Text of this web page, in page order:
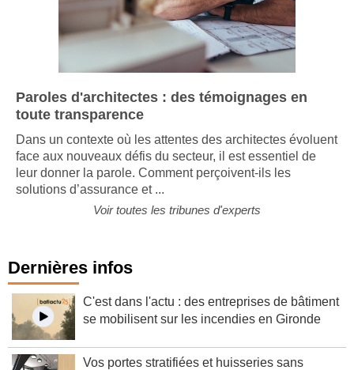
Paroles d'architectes : des témoignages en
toute transparence
Dans un contexte où les attentes des architectes évoluent
face aux nouveaux défis du secteur, il est essentiel de
leur donner la parole. Comment perçoivent-ils les
solutions d’assurance et ...
Voir toutes les tribunes d'experts
Dernières infos
C'est dans l'actu : des entreprises de bâtiment
se mobilisent sur les incendies en Gironde
Vos portes stratifiées et huisseries sans